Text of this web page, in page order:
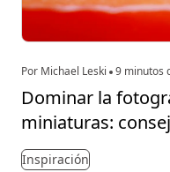
Por Michael Leski 9 minutos
Dominar la
miniaturas:
Inspiración